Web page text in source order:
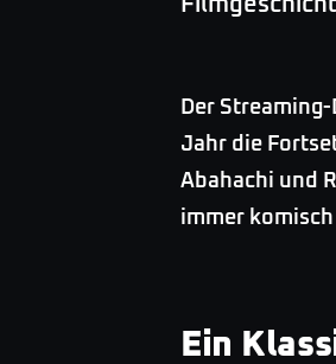
Der
Jahr die
Abahachi und
immer
Ein